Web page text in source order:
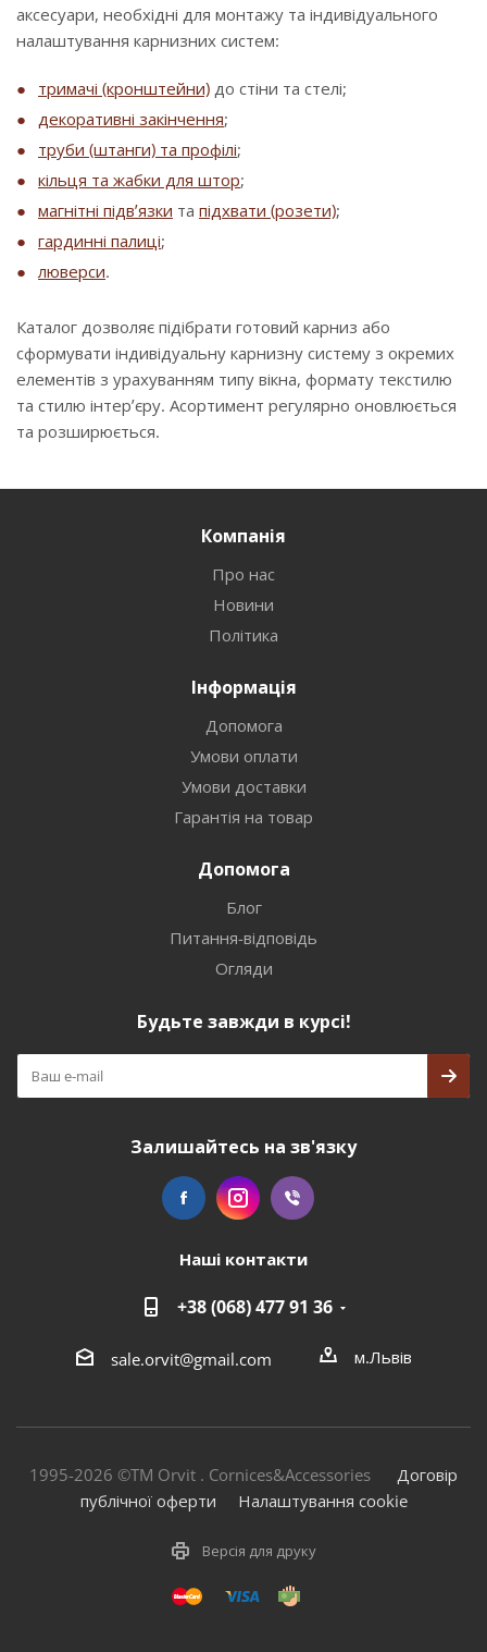
аксесуари, необхідні для монтажу та індивідуального
налаштування карнизних систем:
тримачі (кронштейни) до стіни та стелі;
декоративні закінчення;
труби (штанги) та профілі;
кільця та жабки для штор;
магнітні підв’язки та підхвати (розети);
гардинні палиці;
люверси.
Каталог дозволяє підібрати готовий карниз або
сформувати індивідуальну карнизну систему з окремих
елементів з урахуванням типу вікна, формату текстилю
та стилю інтер’єру. Асортимент регулярно оновлюється
та розширюється.
Компанія
Про нас
Новини
Політика
Інформація
Допомога
Умови оплати
Умови доставки
Гарантія на товар
Допомога
Блог
Питання-відповідь
Огляди
Будьте завжди в курсі!
Залишайтесь на зв'язку
Наші контакти
+38 (068) 477 91 36
sale.orvit@gmail.com м.Львів
1995-2026 ©TM Orvit . Cornices&Accessories Договір
публічної оферти
Налаштування cookie
Версія для друку